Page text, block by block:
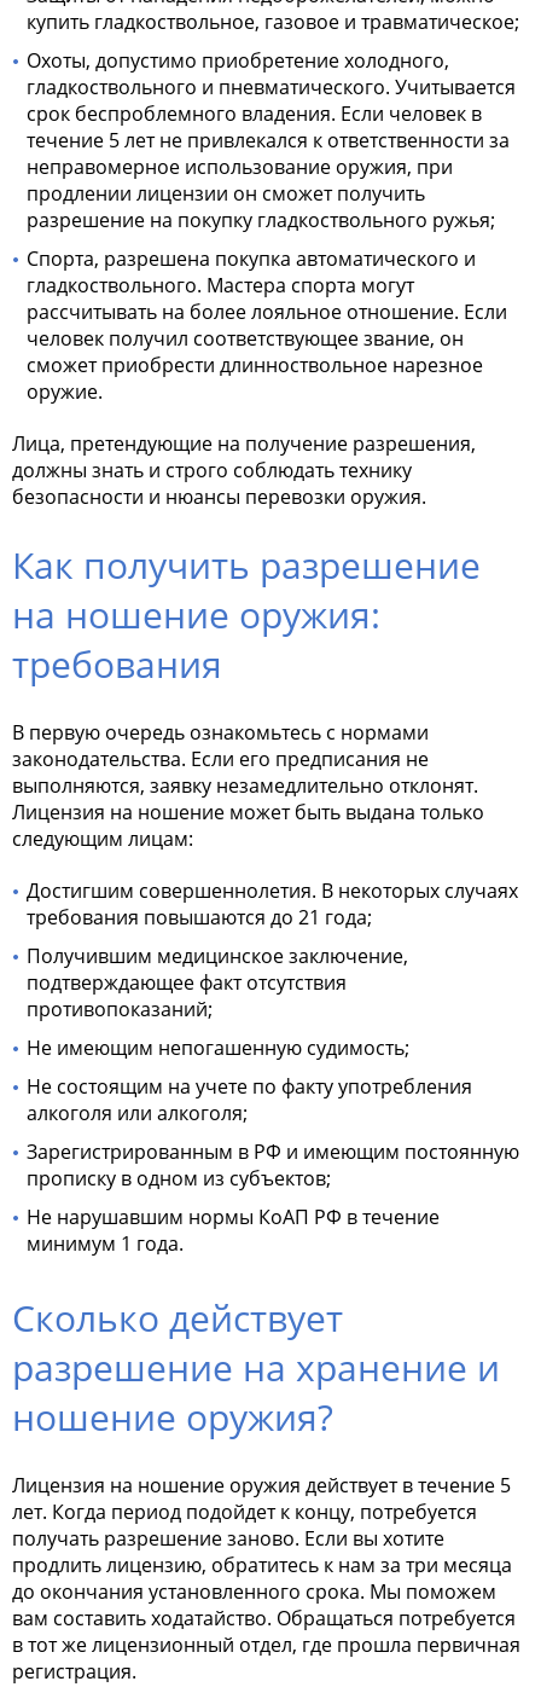
купить гладкоствольное, газовое и травматическое;
Охоты, допустимо приобретение холодного,
гладкоствольного и пневматического. Учитывается
срок беспроблемного владения. Если человек в
течение 5 лет не привлекался к ответственности за
неправомерное использование оружия, при
продлении лицензии он сможет получить
разрешение на покупку гладкоствольного ружья;
Спорта, разрешена покупка автоматического и
гладкоствольного. Мастера спорта могут
рассчитывать на более лояльное отношение. Если
человек получил соответствующее звание, он
сможет приобрести длинноствольное нарезное
оружие.
Лица, претендующие на получение разрешения,
должны знать и строго соблюдать технику
безопасности и нюансы перевозки оружия.
Как получить разрешение
на ношение оружия:
требования
В первую очередь ознакомьтесь с нормами
законодательства. Если его предписания не
выполняются, заявку незамедлительно отклонят.
Лицензия на ношение может быть выдана только
следующим лицам:
Достигшим совершеннолетия. В некоторых случаях
требования повышаются до 21 года;
Получившим медицинское заключение,
подтверждающее факт отсутствия
противопоказаний;
Не имеющим непогашенную судимость;
Не состоящим на учете по факту употребления
алкоголя или алкоголя;
Зарегистрированным в РФ и имеющим постоянную
прописку в одном из субъектов;
Не нарушавшим нормы КоАП РФ в течение
минимум 1 года.
Сколько действует
разрешение на хранение и
ношение оружия?
Лицензия на ношение оружия действует в течение 5
лет. Когда период подойдет к концу, потребуется
получать разрешение заново. Если вы хотите
продлить лицензию, обратитесь к нам за три месяца
до окончания установленного срока. Мы поможем
вам составить ходатайство. Обращаться потребуется
в тот же лицензионный отдел, где прошла первичная
регистрация.